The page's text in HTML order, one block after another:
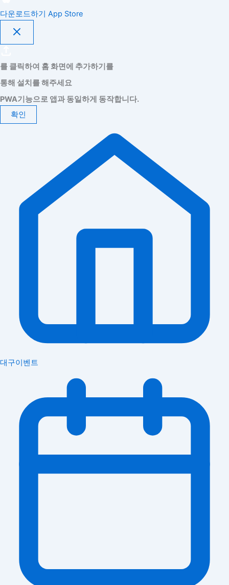
다운로드하기 App Store
를 클릭하여 홈 화면에 추가하기를
통해 설치를 해주세요
PWA기능으로 앱과 동일하게 동작합니다.
확인
대구이벤트